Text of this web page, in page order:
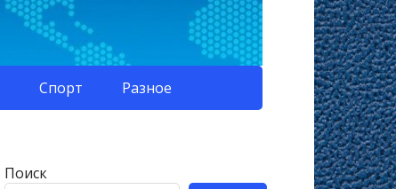
Спорт Разное
Поиск